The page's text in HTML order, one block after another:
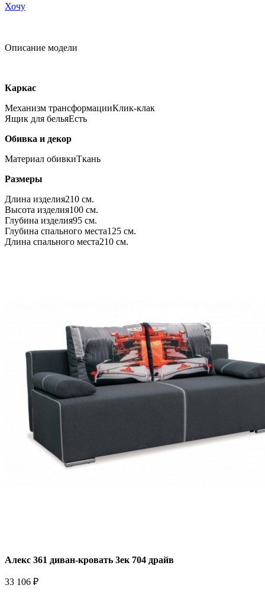
Хочу
Описание модели
Каркас
Механизм трансформацииКлик-клак
Ящик для бельяЕсть
Обивка и декор
Материал обивкиТкань
Размеры
Длина изделия210 см.
Высота изделия100 см.
Глубина изделия95 см.
Глубина спального места125 см.
Длина спального места210 см.
Алекс 361 диван-кровать 3ек 704 драйв
33 106 ₽